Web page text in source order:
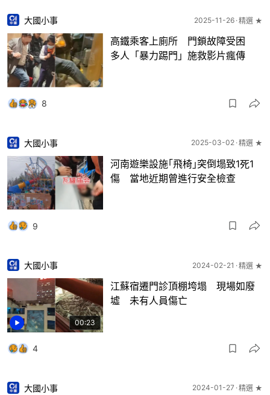
大國小事 2025-11-26 精選 ★
高鐵乘客上廁所 門鎖故障受困
多人「暴力踢門」施救影片瘋傳
8
大國小事 2025-03-02 精選 ★
河南遊樂設施｢飛椅｣突倒塌致1死1
傷 當地近期曾進行安全檢查
9
00:23
大國小事 2024-02-21 精選 ★
江蘇宿遷門診頂棚垮塌 現場如廢
墟 未有人員傷亡
4
大國小事 2024-01-27 精選 ★